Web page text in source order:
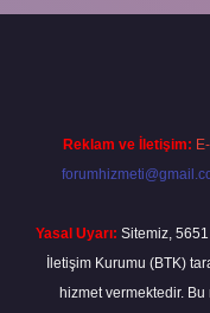
Reklam ve İletişim:
Yasal Uyarı: Sitemiz,
İletişim Kurumu (BTK)
hizmet vermektedir.